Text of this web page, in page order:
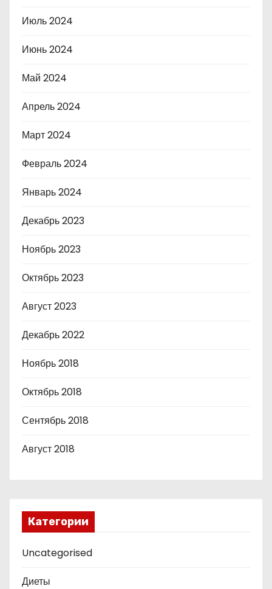
Июль 2024
Июнь 2024
Май 2024
Апрель 2024
Март 2024
Февраль 2024
Январь 2024
Декабрь 2023
Ноябрь 2023
Октябрь 2023
Август 2023
Декабрь 2022
Ноябрь 2018
Октябрь 2018
Сентябрь 2018
Август 2018
Категории
Uncategorised
Диеты